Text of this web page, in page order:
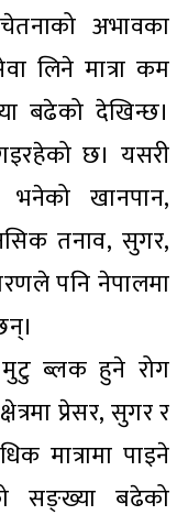
अभावका
लिने मात्रा कम
बढेको देखिन्छ।
छ। यसरी
खानपान,
तनाव, सुगर,
पनि नेपालमा
मुटु ब्लक हुने रोग
प्रेसर, सुगर र
मात्रामा पाइने
सङ्ख्या बढेको